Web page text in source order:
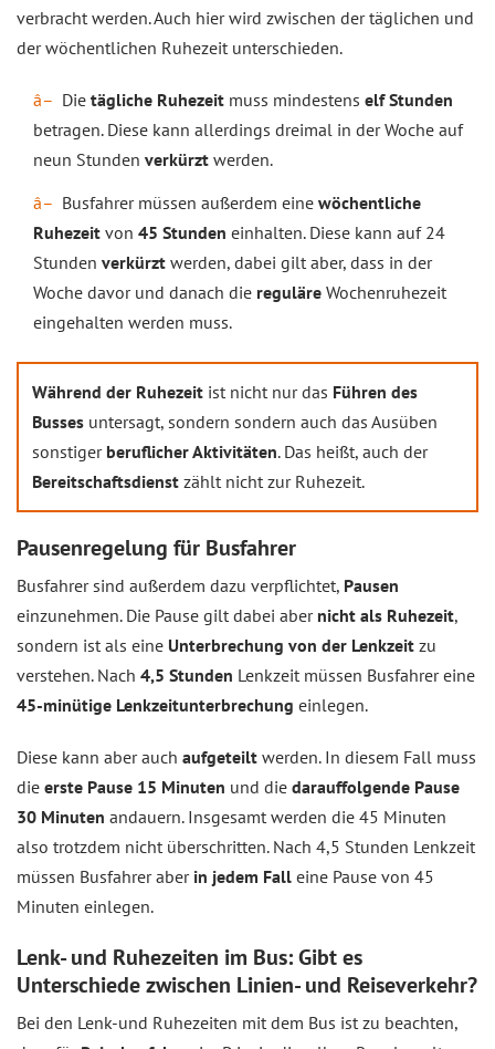
verbracht werden. Auch hier wird zwischen der täglichen und
der wöchentlichen Ruhezeit unterschieden.
Die tägliche Ruhezeit muss mindestens elf Stunden
betragen. Diese kann allerdings dreimal in der Woche auf
neun Stunden verkürzt werden.
Busfahrer müssen außerdem eine wöchentliche
Ruhezeit von 45 Stunden einhalten. Diese kann auf 24
Stunden verkürzt werden, dabei gilt aber, dass in der
Woche davor und danach die reguläre Wochenruhezeit
eingehalten werden muss.
Während der Ruhezeit ist nicht nur das Führen des
Busses untersagt, sondern sondern auch das Ausüben
sonstiger beruflicher Aktivitäten. Das heißt, auch der
Bereitschaftsdienst zählt nicht zur Ruhezeit.
Pausenregelung für Busfahrer
Busfahrer sind außerdem dazu verpflichtet, Pausen
einzunehmen. Die Pause gilt dabei aber nicht als Ruhezeit,
sondern ist als eine Unterbrechung von der Lenkzeit zu
verstehen. Nach 4,5 Stunden Lenkzeit müssen Busfahrer eine
45-minütige Lenkzeitunterbrechung einlegen.
Diese kann aber auch aufgeteilt werden. In diesem Fall muss
die erste Pause 15 Minuten und die darauffolgende Pause
30 Minuten andauern. Insgesamt werden die 45 Minuten
also trotzdem nicht überschritten. Nach 4,5 Stunden Lenkzeit
müssen Busfahrer aberin jedem Fall eine Pause von 45
Minuten einlegen.
Lenk- und Ruhezeiten im Bus: Gibt es
Unterschiede zwischen Linien- und Reiseverkehr?
Bei den Lenk-und Ruhezeiten mit dem Bus ist zu beachten,